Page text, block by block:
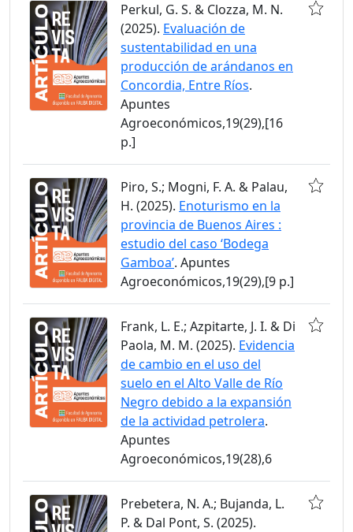
Perkul, G. S. & Clozza, M. N.
(2025). Evaluación de
sustentabilidad en una
producción de arándanos en
Concordia, Entre Ríos.
Apuntes
Agroeconómicos,19(29),[16
p.]
Piro, S.; Mogni, F. A. & Palau,
H. (2025). Enoturismo en la
provincia de Buenos Aires :
estudio del caso ‘Bodega
Gamboa’. Apuntes
Agroeconómicos,19(29),[9 p.]
Frank, L. E.; Azpitarte, J. I. & Di
Paola, M. M. (2025). Evidencia
de cambio en el uso del
suelo en el Alto Valle de Río
Negro debido a la expansión
de la actividad petrolera.
Apuntes
Agroeconómicos,19(28),6
Prebetera, N. A.; Bujanda, L.
P. & Dal Pont, S. (2025).